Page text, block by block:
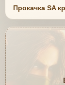
Прокачка SA